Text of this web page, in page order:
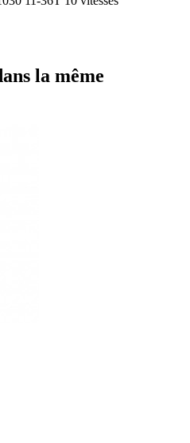
la même